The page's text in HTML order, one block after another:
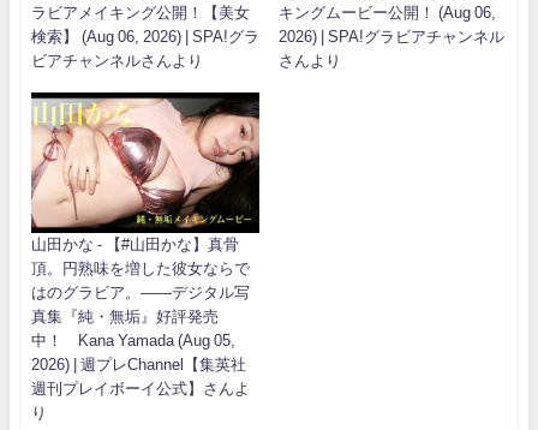
ラビアメイキング公開！【美女
検索】 (Aug 06, 2026) | SPA!グラ
ビアチャンネルさんより
キングムービー公開！ (Aug 06,
2026) | SPA!グラビアチャンネル
さんより
山田かな - 【#山田かな】真骨
頂。円熟味を増した彼女ならで
はのグラビア。――デジタル写
真集『純・無垢』好評発売
中！ Kana Yamada (Aug 05,
2026) | 週プレChannel【集英社
週刊プレイボーイ公式】さんよ
り